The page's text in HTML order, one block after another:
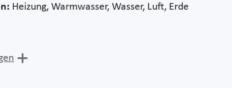
Heizung, Warmwasser, Wasser, Luft, Erde